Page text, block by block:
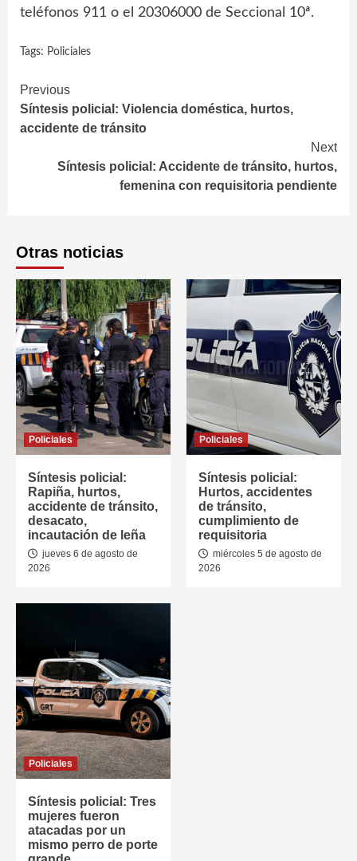
teléfonos 911 o el 20306000 de Seccional 10ª.
Tags: Policiales
Continue
Reading
Previous
Síntesis policial: Violencia doméstica, hurtos,
accidente de tránsito
Next
Síntesis policial: Accidente de tránsito, hurtos,
femenina con requisitoria pendiente
Otras noticias
Policiales
Síntesis policial:
Rapiña, hurtos,
accidente de tránsito,
desacato,
incautación de leña
jueves 6 de agosto de
2026
Policiales
Síntesis policial:
Hurtos, accidentes
de tránsito,
cumplimiento de
requisitoria
miércoles 5 de agosto de
2026
Policiales
Síntesis policial: Tres
mujeres fueron
atacadas por un
mismo perro de porte